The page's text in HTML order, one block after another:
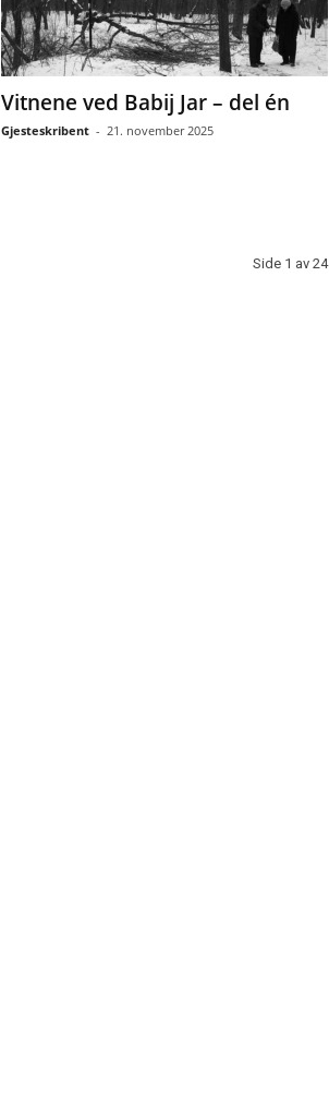
Vitnene ved Babij Jar – del én
Gjesteskribent - 21. november 2025
Side 1 av 24